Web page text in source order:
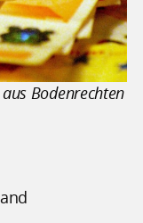
Bodenrechten